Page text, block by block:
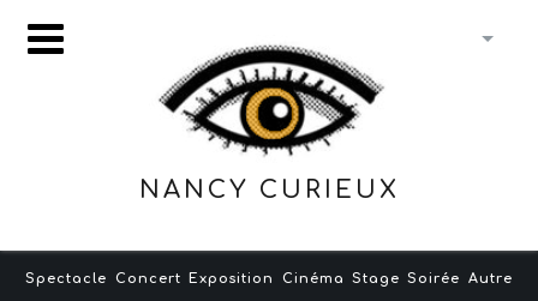
NANCY CURIEUX
Spectacle Concert Exposition Cinéma Stage Soirée Autre